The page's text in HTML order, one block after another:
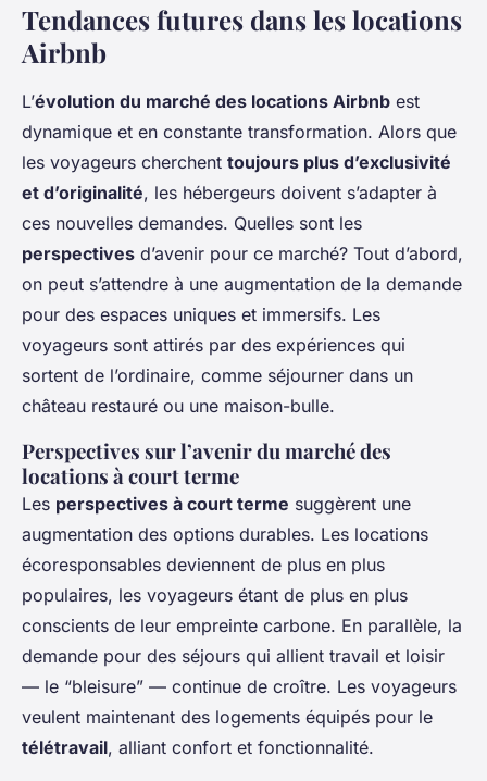
Tendances futures dans les locations
Airbnb
L’évolution du marché des locations Airbnb est
dynamique et en constante transformation. Alors que
les voyageurs cherchent toujours plus d’exclusivité
et d’originalité, les hébergeurs doivent s’adapter à
ces nouvelles demandes. Quelles sont les
perspectives d’avenir pour ce marché? Tout d’abord,
on peut s’attendre à une augmentation de la demande
pour des espaces uniques et immersifs. Les
voyageurs sont attirés par des expériences qui
sortent de l’ordinaire, comme séjourner dans un
château restauré ou une maison-bulle.
Perspectives sur l’avenir du marché des
locations à court terme
Les perspectives à court terme suggèrent une
augmentation des options durables. Les locations
écoresponsables deviennent de plus en plus
populaires, les voyageurs étant de plus en plus
conscients de leur empreinte carbone. En parallèle, la
demande pour des séjours qui allient travail et loisir
— le “bleisure” — continue de croître. Les voyageurs
veulent maintenant des logements équipés pour le
télétravail, alliant confort et fonctionnalité.